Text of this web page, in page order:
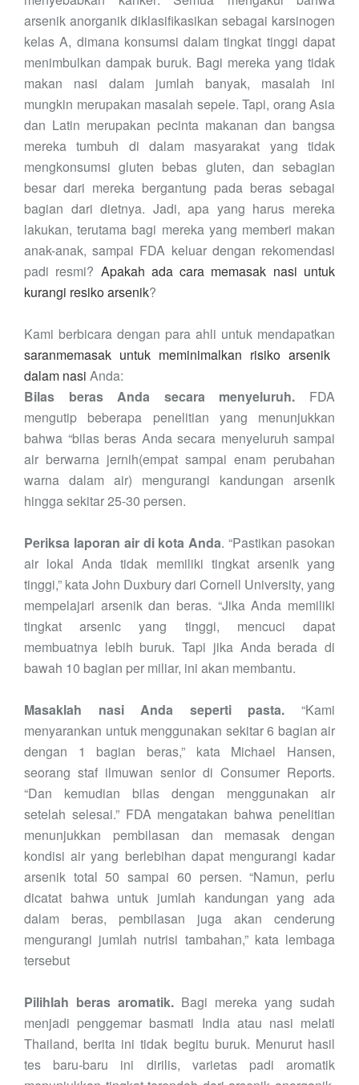
arsenik anorganik diklasifikasikan sebagai karsinogen
kelas A, dimana konsumsi dalam tingkat tinggi dapat
menimbulkan dampak buruk. Bagi mereka yang tidak
makan nasi dalam jumlah banyak, masalah ini
mungkin merupakan masalah sepele. Tapi, orang Asia
dan Latin merupakan pecinta makanan dan bangsa
mereka tumbuh di dalam masyarakat yang tidak
mengkonsumsi gluten bebas gluten, dan sebagian
besar dari mereka bergantung pada beras sebagai
bagian dari dietnya. Jadi, apa yang harus mereka
lakukan, terutama bagi mereka yang memberi makan
anak-anak, sampai FDA keluar dengan rekomendasi
padi resmi? Apakah ada cara memasak nasi untuk
kurangi resiko arsenik?
Kami berbicara dengan para ahli untuk mendapatkan
saranmemasak untuk meminimalkan risiko arsenik
dalam nasi Anda:
Bilas beras Anda secara menyeluruh. FDA
mengutip beberapa penelitian yang menunjukkan
bahwa “bilas beras Anda secara menyeluruh sampai
air berwarna jernih(empat sampai enam perubahan
warna dalam air) mengurangi kandungan arsenik
hingga sekitar 25-30 persen.
Periksa laporan air di kota Anda. “Pastikan pasokan
air lokal Anda tidak memiliki tingkat arsenikyang
tinggi,” kata John Duxbury dari Cornell University, yang
mempelajari arsenik dan beras. “Jika Anda memiliki
tingkatarsenic yang tinggi, mencuci dapat
membuatnya lebih buruk.Tapi jika Anda berada di
bawah 10 bagian per miliar, ini akan membantu.
Masaklah nasi Anda seperti pasta. “Kami
menyarankan untuk menggunakan sekitar 6 bagian air
dengan 1 bagian beras,” kata Michael Hansen,
seorang staf ilmuwan senior di Consumer Reports.
“Dan kemudian bilas dengan menggunakan air
setelah selesai.” FDA mengatakan bahwa penelitian
menunjukkan pembilasan dan memasak dengan
kondisi airyang berlebihan dapat mengurangi kadar
arsenik total 50 sampai 60 persen. “Namun, perlu
dicatat bahwa untuk jumlah kandungan yang ada
dalam beras, pembilasan juga akan cenderung
mengurangi jumlah nutrisi tambahan,” kata lembaga
tersebut
Pilihlah beras aromatik. Bagi mereka yang sudah
menjadi penggemar basmati Indiaatau nasi melati
Thailand, berita ini tidak begitu buruk. Menurut hasil
tes baru-baru ini dirilis, varietas padi aromatik